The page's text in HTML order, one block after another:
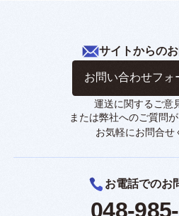
サイトからの
お問い合わせフォ
運送に関するご意見
または弊社へのご質問
お気軽にお問合せ
お電話でのお
048-